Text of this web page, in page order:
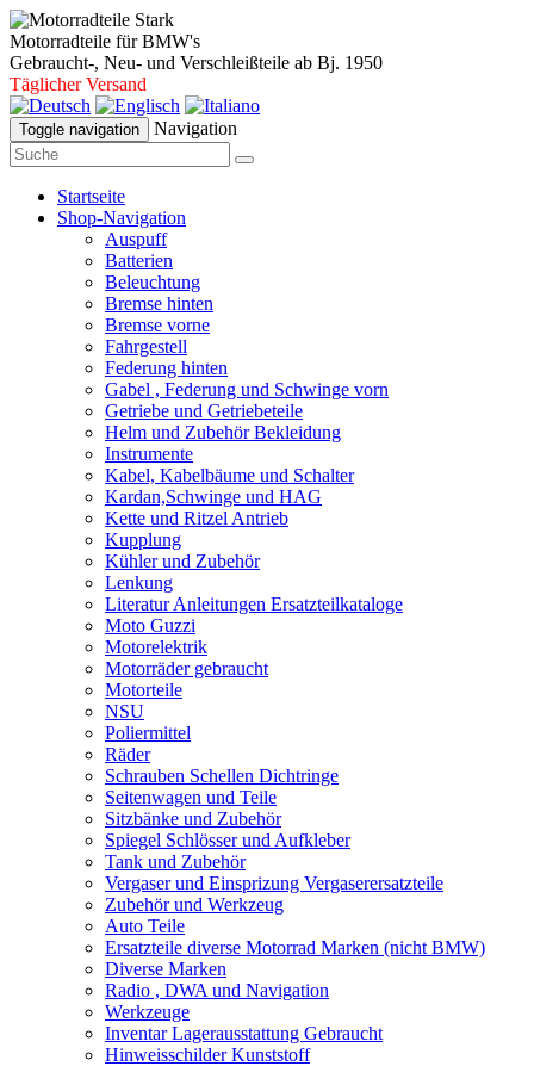
Motorradteile für BMW's
Gebraucht-, Neu- und Verschleißteile ab Bj. 1950
Täglicher Versand
Toggle navigation Navigation
Startseite
Shop-Navigation
Auspuff
Batterien
Beleuchtung
Bremse hinten
Bremse vorne
Fahrgestell
Federung hinten
Gabel , Federung und Schwinge vorn
Getriebe und Getriebeteile
Helm und Zubehör Bekleidung
Instrumente
Kabel, Kabelbäume und Schalter
Kardan,Schwinge und HAG
Kette und Ritzel Antrieb
Kupplung
Kühler und Zubehör
Lenkung
Literatur Anleitungen Ersatzteilkataloge
Moto Guzzi
Motorelektrik
Motorräder gebraucht
Motorteile
NSU
Poliermittel
Räder
Schrauben Schellen Dichtringe
Seitenwagen und Teile
Sitzbänke und Zubehör
Spiegel Schlösser und Aufkleber
Tank und Zubehör
Vergaser und Einsprizung Vergaserersatzteile
Zubehör und Werkzeug
Auto Teile
Ersatzteile diverse Motorrad Marken (nicht BMW)
Diverse Marken
Radio , DWA und Navigation
Werkzeuge
Inventar Lagerausstattung Gebraucht
Hinweisschilder Kunststoff